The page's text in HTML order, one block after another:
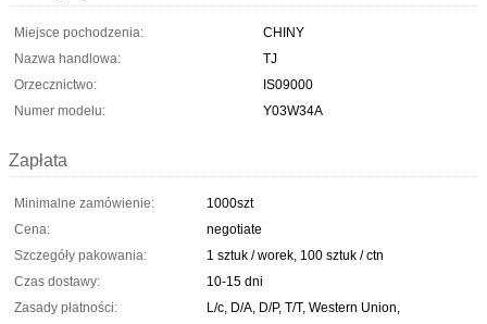
Miejsce pochodzenia:
CHINY
Nazwa handlowa:
TJ
Orzecznictwo:
IS09000
Numer modelu:
Y03W34A
Zapłata
Minimalne zamówienie:
1000szt
Cena:
negotiate
Szczegóły pakowania:
1 sztuk / worek, 100 sztuk / ctn
Czas dostawy:
10-15 dni
Zasady płatności:
L/c, D/A, D/P, T/T, Western Union,